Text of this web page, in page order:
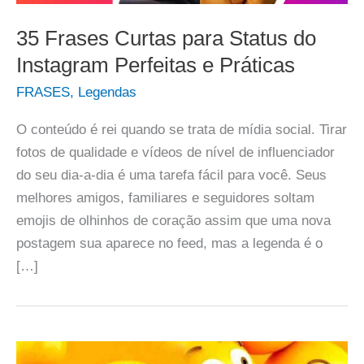
35 Frases Curtas para Status do
Instagram Perfeitas e Práticas
FRASES, Legendas
O conteúdo é rei quando se trata de mídia social. Tirar
fotos de qualidade e vídeos de nível de influenciador
do seu dia-a-dia é uma tarefa fácil para você. Seus
melhores amigos, familiares e seguidores soltam
emojis de olhinhos de coração assim que uma nova
postagem sua aparece no feed, mas a legenda é o
[…]